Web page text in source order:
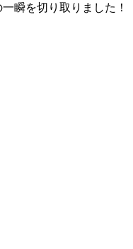
瞬を切り取りました！